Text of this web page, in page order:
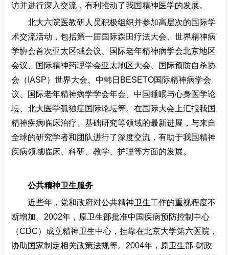
访并进行深入交流，有利推动了我国精神医学的发展。
北大六院医教研人员积极组织并参加高层次的国际学
术交流活动，包括第一届国际森田疗法大会、世界精神病
学协会首次亚太区域会议、国际老年精神病学会北京地区
会议、国际精神药理学会亚太地区大会、国际预防自杀协
会（IASP）世界大会、中韩日BESETO国际精神病学会
议、国际老年精神病学学会年会、中国睡眠与心身医学论
坛、北大医学孤独症国际论坛等。在国际大会上汇报我国
精神疾病临床治疗、基础研究等领域的最新进展，与来自
全球的研究学者和团队进行了深度交流，有助于我国精神
疾病领域临床、科研、教学、护理等方面的发展。
公共精神卫生服务
近些年，党和政府对公共精神卫生工作的重视程度不
断增加。2002年，原卫生部批准中国疾病预防控制中心
（CDC）成立精神卫生中心，挂靠在北京大学第六医院，
协助国家制定相关政策法规等。2004年，原卫生部-财政